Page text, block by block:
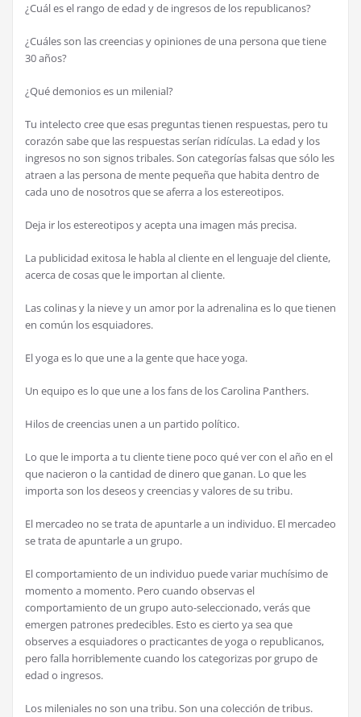
¿Cuál es el rango de edad y de ingresos de los republicanos?
¿Cuáles son las creencias y opiniones de una persona que tiene
30 años?
¿Qué demonios es un milenial?
Tu intelecto cree que esas preguntas tienen respuestas, pero tu
corazón sabe que las respuestas serían ridículas. La edad y los
ingresos no son signos tribales. Son categorías falsas que sólo les
atraen a las persona de mente pequeña que habita dentro de
cada uno de nosotros que se aferra a los estereotipos.
Deja ir los estereotipos y acepta una imagen más precisa.
La publicidad exitosa le habla al cliente en el lenguaje del cliente,
acerca de cosas que le importan al cliente.
Las colinas y la nieve y un amor por la adrenalina es lo que tienen
en común los esquiadores.
El yoga es lo que une a la gente que hace yoga.
Un equipo es lo que une a los fans de los Carolina Panthers.
Hilos de creencias unen a un partido político.
Lo que le importa a tu cliente tiene poco qué ver con el año en el
que nacieron o la cantidad de dinero que ganan. Lo que les
importa son los deseos y creencias y valores de su tribu.
El mercadeo no se trata de apuntarle a un individuo. El mercadeo
se trata de apuntarle a un grupo.
El comportamiento de un individuo puede variar muchísimo de
momento a momento. Pero cuando observas el
comportamiento de un grupo auto-seleccionado, verás que
emergen patrones predecibles. Esto es cierto ya sea que
observes a esquiadores o practicantes de yoga o republicanos,
pero falla horriblemente cuando los categorizas por grupo de
edad o ingresos.
Los mileniales no son una tribu. Son una colección de tribus.